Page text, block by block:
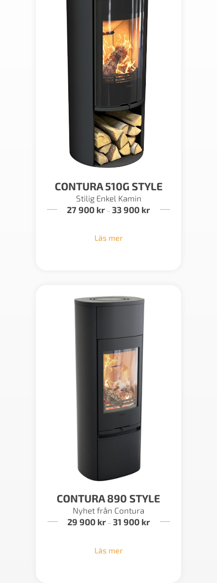
CONTURA 510G STYLE
Stilig Enkel Kamin
27 900 kr – 33 900 krPrisintervall:
Läs mer
CONTURA 890 STYLE
Nyhet från Contura
29 900 kr – 31 900 krPrisintervall:
Läs mer